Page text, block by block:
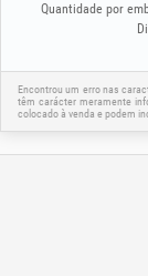
Quantidade por
Encontrou um erro nas
têm carácter meramente
colocado à venda e podem